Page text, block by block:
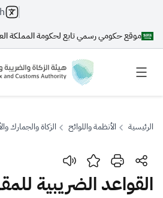
موقع حكومي رسمي تابع لحكومة المملكة
بحث
الرئيسية الأنظمة واللوائح الزكاة والجمارك
القواعد الضريبية